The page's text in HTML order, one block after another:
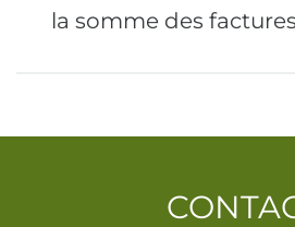
la somme des